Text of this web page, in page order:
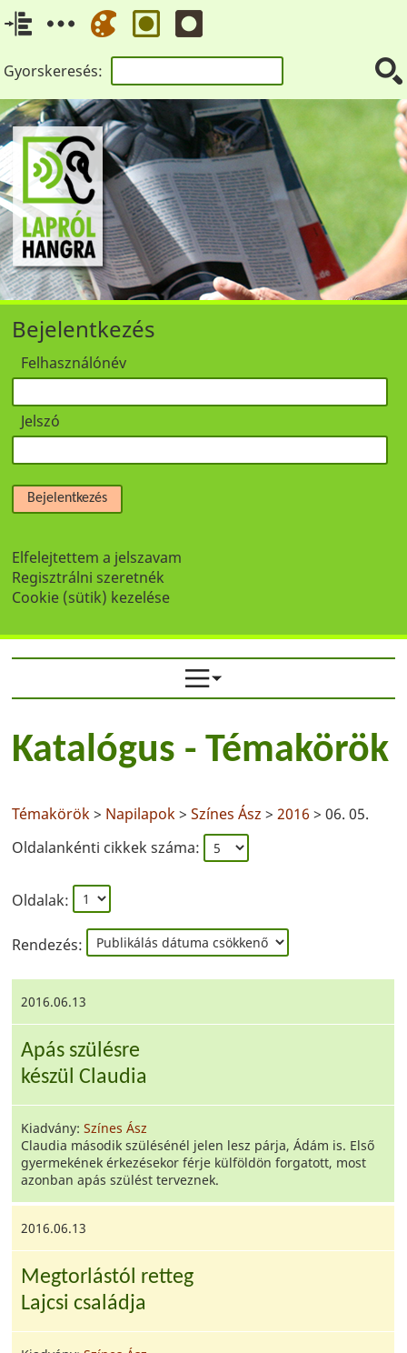
Gyorskeresés:
Bejelentkezés
Felhasználónév
Jelszó
Bejelentkezés
Elfelejtettem a jelszavam
Regisztrálni szeretnék
Cookie (sütik) kezelése
Katalógus - Témakörök
Témakörök> Napilapok>Színes Ász >2016 > 06. 05.
Oldalankénti cikkek száma:
Oldalak:
Rendezés:
2016.06.13
Apás szülésre
készül Claudia
Kiadvány:Színes Ász
Claudia második szülésénél jelen lesz párja, Ádám is. Első
gyermekének érkezésekor férje külföldön forgatott, most
azonban apás szülést terveznek.
2016.06.13
Megtorlástól retteg
Lajcsi családja